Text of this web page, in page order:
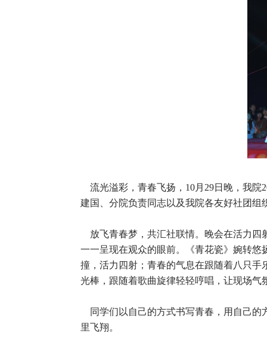
流光溢彩，青春飞扬，10月29日晚，我院
建国、分院负责同志以及我院各友好社团组
放飞青春梦，共汇社联情。晚会在活力四
一一呈现在观众的眼前。《青花瓷》婉转
撞，活力四射；青春的气息在跟随着八只
光棒，跟随着歌曲旋律轻轻哼唱，让现场
同学们以自己的方式书写青春，用自己的
里飞翔。